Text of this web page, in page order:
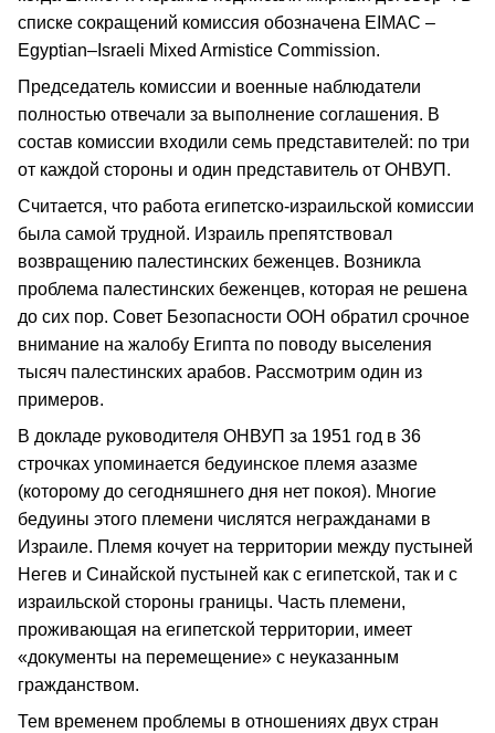
списке сокращений комиссия обозначена EIMAC –
Egyptian–Israeli Mixed Armistice Commission.
Председатель комиссии и военные наблюдатели
полностью отвечали за выполнение соглашения. В
состав комиссии входили семь представителей: по три
от каждой стороны и один представитель от ОНВУП.
Считается, что работа египетско-израильской комиссии
была самой трудной. Израиль препятствовал
возвращению палестинских беженцев. Возникла
проблема палестинских беженцев, которая не решена
до сих пор. Совет Безопасности ООН обратил срочное
внимание на жалобу Египта по поводу выселения
тысяч палестинских арабов. Рассмотрим один из
примеров.
В докладе руководителя ОНВУП за 1951 год в 36
строчках упоминается бедуинское племя азазме
(которому до сегодняшнего дня нет покоя). Многие
бедуины этого племени числятся негражданами в
Израиле. Племя кочует на территории между пустыней
Негев и Синайской пустыней как с египетской, так и с
израильской стороны границы. Часть племени,
проживающая на египетской территории, имеет
«документы на перемещение» с неуказанным
гражданством.
Тем временем проблемы в отношениях двух стран